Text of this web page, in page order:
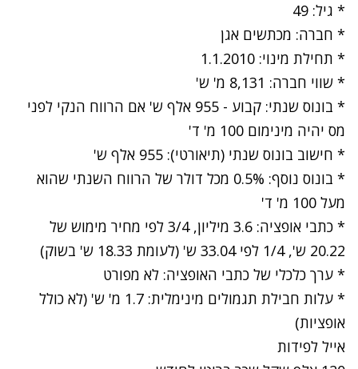
* גיל: 49
* חברה: מכתשים אגן
* תחילת מינוי: 1.1.2010
* שווי חברה: 8,131 מ' ש'
* בונוס שנתי: קבוע - 955 אלף ש' אם הרווח הנקי לפני
מס יהיה מינימום 100 מ' ד'
* חישוב בונוס שנתי (תיאורטי): 955 אלף ש'
* בונוס נוסף: 0.5% מכל דולר של הרווח השנתי שהוא
מעל 100 מ' ד'
* כתבי אופציה: 3.6 מיליון, 3/4 לפי מחיר מימוש של
20.22 ש', 1/4 לפי 33.04 ש' (לעומת 18.33 ש' בשוק)
* ערך כלכלי של כתבי האופציה: לא מפורט
* עלות חבילת תגמולים מינימלית: 1.7 מ' ש' (לא כולל
אופציות)
אייל לפידות